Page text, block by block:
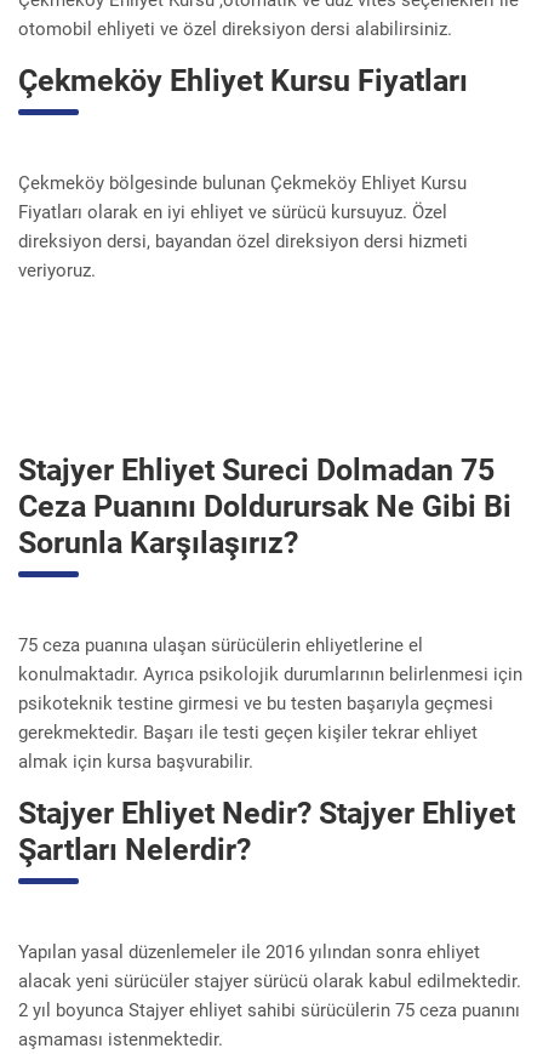
otomobil ehliyeti ve özel direksiyon dersi alabilirsiniz.
Çekmeköy Ehliyet Kursu Fiyatları
Çekmeköy bölgesinde bulunan Çekmeköy Ehliyet Kursu
Fiyatları olarak en iyi ehliyet ve sürücü kursuyuz. Özel
direksiyon dersi, bayandan özel direksiyon dersi hizmeti
veriyoruz.
Stajyer Ehliyet Sureci Dolmadan 75
Ceza Puanını Doldurursak Ne Gibi Bi
Sorunla Karşılaşırız?
75 ceza puanına ulaşan sürücülerin ehliyetlerine el
konulmaktadır. Ayrıca psikolojik durumlarının belirlenmesi için
psikoteknik testine girmesi ve bu testen başarıyla geçmesi
gerekmektedir. Başarı ile testi geçen kişiler tekrar ehliyet
almak için kursa başvurabilir.
Stajyer Ehliyet Nedir? Stajyer Ehliyet
Şartları Nelerdir?
Yapılan yasal düzenlemeler ile 2016 yılından sonra ehliyet
alacak yeni sürücüler stajyer sürücü olarak kabul edilmektedir.
2 yıl boyunca Stajyer ehliyet sahibi sürücülerin 75 ceza puanını
aşmaması istenmektedir.